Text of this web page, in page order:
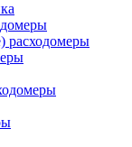
расходомеры